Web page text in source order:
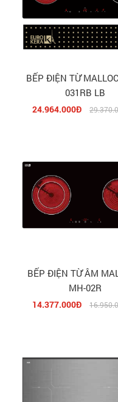
BẾP ĐIỆN TỪ
031RB LB
24.964.000Đ
BẾP ĐIỆN TỪ ÂM
MH-02R
14.377.000Đ